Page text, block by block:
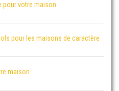
pour votre maison
pour les maisons de caractère
maison